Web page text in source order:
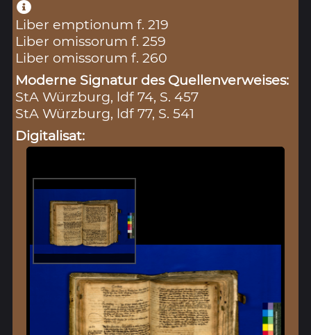
Liber emptionum f. 219
Liber omissorum f. 259
Liber omissorum f. 260
Moderne Signatur des Quellenverweises:
StA Würzburg, ldf 74, S. 457
StA Würzburg, ldf 77, S. 541
Digitalisat: